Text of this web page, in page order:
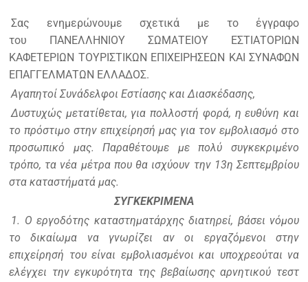
Σας ενημερώνουμε σχετικά με το έγγραφο
του ΠΑΝΕΛΛΗΝΙΟΥ ΣΩΜΑΤΕΙΟΥ ΕΣΤΙΑΤΟΡΙΩΝ
ΚΑΦΕΤΕΡΙΩΝ ΤΟΥΡΙΣΤΙΚΩΝ ΕΠΙΧΕΙΡΗΣΕΩΝ ΚΑΙ ΣΥΝΑΦΩΝ
ΕΠΑΓΓΕΛΜΑΤΩΝ ΕΛΛΑΔΟΣ.
Αγαπητοί Συνάδελφοι Εστίασης και Διασκέδασης,
Δυστυχώς μετατίθεται, για πολλοστή φορά, η ευθύνη και
το πρόστιμο στην επιχείρησή μας για τον εμβολιασμό στο
προσωπικό μας. Παραθέτουμε με πολύ συγκεκριμένο
τρόπο, τα νέα μέτρα που θα ισχύουν την 13η Σεπτεμβρίου
στα καταστήματά μας.
ΣΥΓΚΕΚΡΙΜΕΝΑ
1. Ο εργοδότης καταστηματάρχης διατηρεί, βάσει νόμου
το δικαίωμα να γνωρίζει αν οι εργαζόμενοι στην
επιχείρησή του είναι εμβολιασμένοι και υποχρεούται να
ελέγχει την εγκυρότητα της βεβαίωσης αρνητικού τεστ